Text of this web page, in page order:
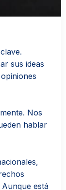
sus ideas
Nos
hablar
está